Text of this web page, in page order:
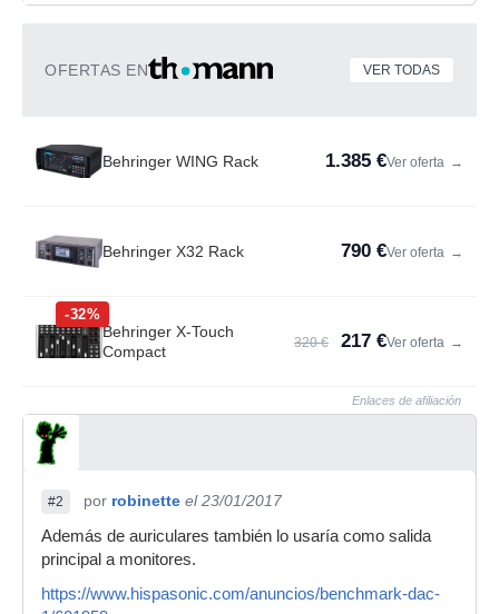
OFERTAS EN VER TODAS
Behringer WING Rack 1.385 €Ver oferta →
Behringer X32 Rack 790 €Ver oferta →
-32%
Behringer X-Touch
Compact
320 € 217 €Ver oferta →
Enlaces de afiliación
#2 por robinette el 23/01/2017
Además de auriculares también lo usaría como salida
principal a monitores.
https://www.hispasonic.com/anuncios/benchmark-dac-